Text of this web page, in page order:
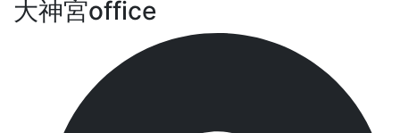
大神宮office